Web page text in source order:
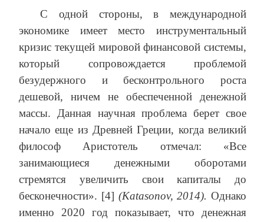
С одной стороны, в международной
экономике имеет место инструментальный
кризис текущей мировой финансовой системы,
который сопровождается проблемой
безудержного и бесконтрольного роста
дешевой, ничем не обеспеченной денежной
массы. Данная научная проблема берет свое
начало еще из Древней Греции, когда великий
философ Аристотель отмечал: «Все
занимающиеся денежными оборотами
стремятся увеличить свои капиталы до
бесконечности». [4] (Katasonov, 2014). Однако
именно 2020 год показывает, что денежная